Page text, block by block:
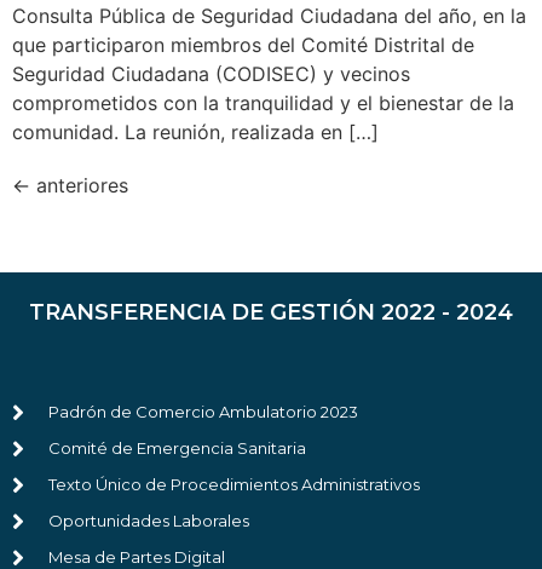
Consulta Pública de Seguridad Ciudadana del año, en la
que participaron miembros del Comité Distrital de
Seguridad Ciudadana (CODISEC) y vecinos
comprometidos con la tranquilidad y el bienestar de la
comunidad. La reunión, realizada en […]
← anteriores
TRANSFERENCIA DE GESTIÓN 2022 - 2024
Padrón de Comercio Ambulatorio 2023
Comité de Emergencia Sanitaria
Texto Único de Procedimientos Administrativos
Oportunidades Laborales
Mesa de Partes Digital